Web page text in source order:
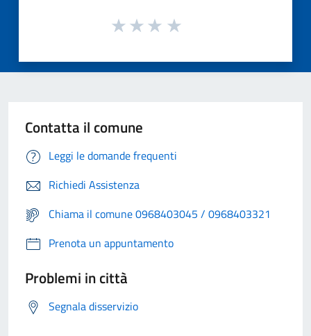
Contatta il comune
Leggi le domande frequenti
Richiedi Assistenza
Chiama il comune 0968403045 / 0968403321
Prenota un appuntamento
Problemi in città
Segnala disservizio